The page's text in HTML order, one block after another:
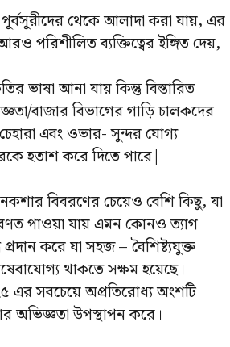
থেকে আলাদা করা যায়, এর
পরিশীলিত ব্যক্তিত্বের ইঙ্গিত দেয়,
ভাষা আনা যায় কিন্তু বিস্তারিত
বাজার বিভাগের গাড়ি চালকদের
এবং ওভার- সুন্দর যোগ্য
হতাশ করে দিতে পারে|
বিবরণের চেয়েও বেশি কিছু, যা
পাওয়া যায় এমন কোনও ত্যাগ
করে যা সহজ – বৈশিষ্ট্যযুক্ত
থাকতে সক্ষম হয়েছে।
এর সবচেয়ে অপ্রতিরোধ্য অংশটি
অভিজ্ঞতা উপস্থাপন করে।